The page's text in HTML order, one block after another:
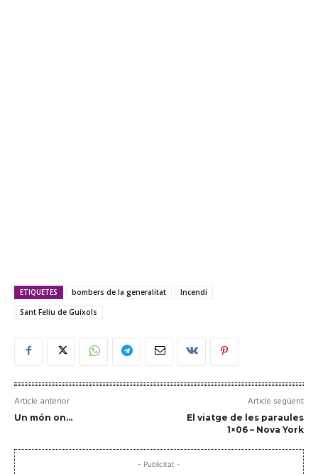
ETIQUETES bombers de la generalitat
Incendi
Sant Feliu de Guíxols
Article anterior
Un món on…
Article següent
El viatge de les paraules
1×06 – Nova York
- Publicitat -